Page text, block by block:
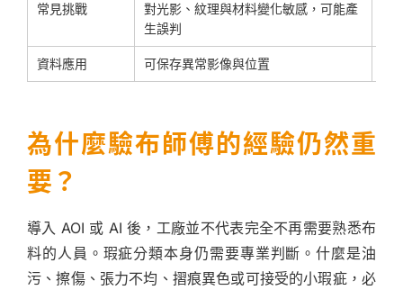
常見挑戰
對光影、紋理與材料變化敏感，可能產
生誤判
資料應用 可保存異常影像與位置
為什麼驗布師傅的經驗仍然重
要？
導入 AOI 或 AI 後，工廠並不代表完全不再需要熟悉布
料的人員。瑕疵分類本身仍需要專業判斷。什麼是油
污、擦傷、張力不均、摺痕異色或可接受的小瑕疵，必